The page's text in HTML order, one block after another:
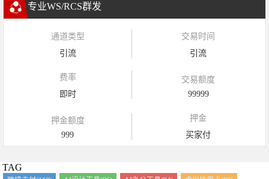
专业WS/RCS群发
通道类型
引流
交易时间
引流
费率
即时
交易额度
99999
押金额度
999
押金
买家付
TAG